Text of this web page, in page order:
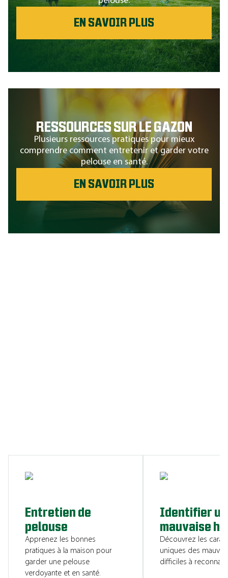
EN SAVOIR PLUS
RESSOURCES SUR LE GAZON
Plusieurs ressources pratiques pour mieux
comprendre comment entretenir et garder votre
pelouse en santé.
EN SAVOIR PLUS
Entretien de
pelouse
Apprenez les bonnes
pratiques à la maison pour
garder une pelouse
verdoyante et en santé.
Identifier
mauvaise
Découvrez les
uniques des
difficiles à